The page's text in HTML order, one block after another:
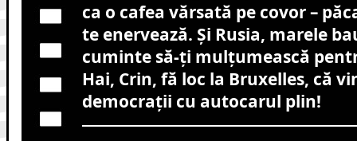
ca o cafea vărsată pe covor –
te enervează. Și Rusia, marele
cuminte să-ți mulțumească
Hai, Crin, fă loc la Bruxelles, că
democrații cu autocarul plin!